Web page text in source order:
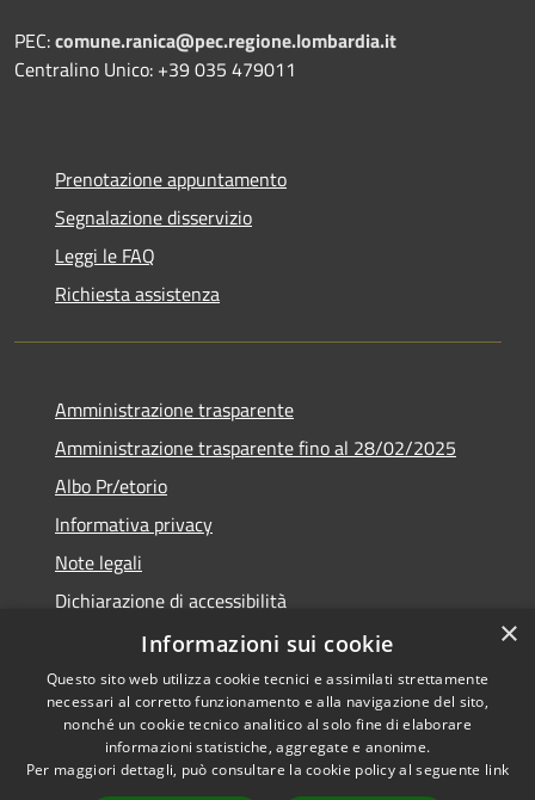
PEC:comune.ranica@pec.regione.lombardia.it
Centralino Unico: +39 035 479011
Prenotazione appuntamento
Segnalazione disservizio
Leggi le FAQ
Richiesta assistenza
Amministrazione trasparente
Amministrazione trasparente fino al 28/02/2025
Albo Pr/etorio
Informativa privacy
Note legali
Dichiarazione di accessibilità
Obiettivi di accessibilità
RSS
Accessibilità
Copyright © 2026 • Comune di
×
Informazioni sui cookie
Questo sito web utilizza cookie tecnici e assimilati strettamente
necessari al corretto funzionamento e alla navigazione del sito,
nonché un cookie tecnico analitico al solo fine di elaborare
informazioni statistiche, aggregate e anonime.
Per maggiori dettagli, può consultare la cookie policy al seguente link